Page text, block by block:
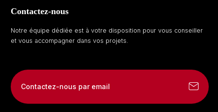
Contactez-nous
Notre équipe dédiée est à votre disposition pour vous conseiller
et vous accompagner dans vos projets.
Contactez-nous par email